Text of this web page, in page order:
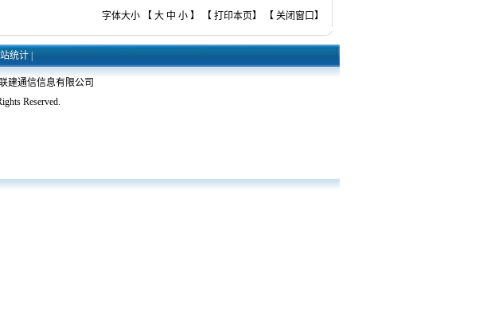
字体大小 【 大 中 小】 【 打印本页】 【 关闭窗口】
统计|
建通信信息有限公司
Reserved.